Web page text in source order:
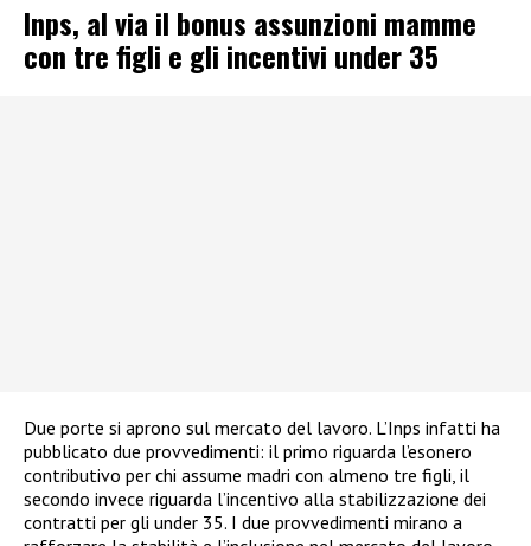
Inps, al via il bonus assunzioni mamme
con tre figli e gli incentivi under 35
Due porte si aprono sul mercato del lavoro. L’Inps infatti ha
pubblicato due provvedimenti: il primo riguarda l’esonero
contributivo per chi assume madri con almeno tre figli, il
secondo invece riguarda l’incentivo alla stabilizzazione dei
contratti per gli under 35. I due provvedimenti mirano a